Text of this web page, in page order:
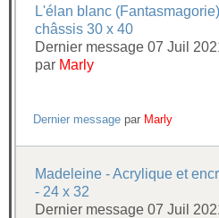
L'élan blanc
châssis 30 x 40
Dernier message 07 Juil
par Marly
Dernier message par Marly
Madeleine - Acrylique et
- 24 x 32
Dernier message 07 Juil